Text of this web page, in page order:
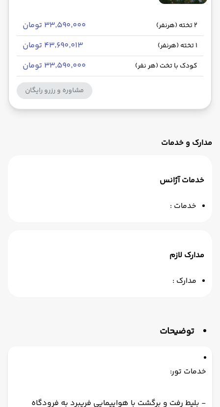
2 تخته (هرنفر) ۳۳٬۵۹۰٬۰۰۰ تومان
1 تخته (هرنفر) ۴۳٬۶۹۰٬۰۱۳ تومان
کودک با تخت (هر نفر) ۳۳٬۵۹۰٬۰۰۰ تومان
مشاوره و رزرو رایگان
مدارک و خدمات
خدمات آژانس
خدمات :
مدارک لازم
مدارک :
توضیحات
خدمات تور:
- بلیط رفت و برگشت با هواپیمایی فریبرد به فرودگاه